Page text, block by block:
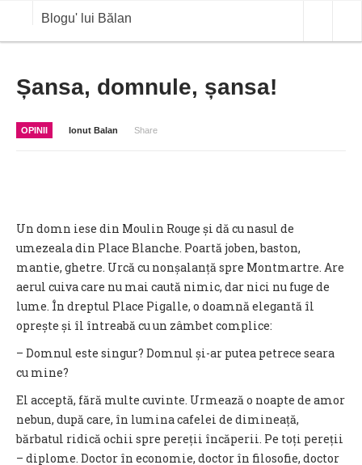
Blogu' lui Bălan
COTATII BVB
Șansa, domnule, șansa!
OPINII Ionut Balan Share
Un domn iese din Moulin Rouge și dă cu nasul de
umezeala din Place Blanche. Poartă joben, baston,
mantie, ghetre. Urcă cu nonșalanță spre Montmartre. Are
aerul cuiva care nu mai caută nimic, dar nici nu fuge de
lume. În dreptul Place Pigalle, o doamnă elegantă îl
oprește și îl întreabă cu un zâmbet complice:
– Domnul este singur? Domnul și-ar putea petrece seara
cu mine?
El acceptă, fără multe cuvinte. Urmează o noapte de amor
nebun, după care, în lumina cafelei de dimineață,
bărbatul ridică ochii spre pereții încăperii. Pe toți pereții
– diplome. Doctor în economie, doctor în filosofie, doctor